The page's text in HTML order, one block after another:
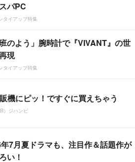
パPC
タイアップ特集
班のよう」腕時計で『VIVANT』の世
現
タイアップ特集
機にピッ！ですぐに買えちゃう
）ジハンピ
7月夏ドラマも、注目作＆話題作が
い！